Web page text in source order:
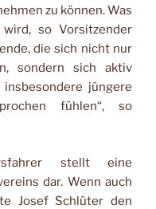
zu können. Was
so Vorsitzender
die sich nicht nur
sondern sich aktiv
jüngere
fühlen“, so
stellt eine
dar. Wenn auch
Josef Schlüter den